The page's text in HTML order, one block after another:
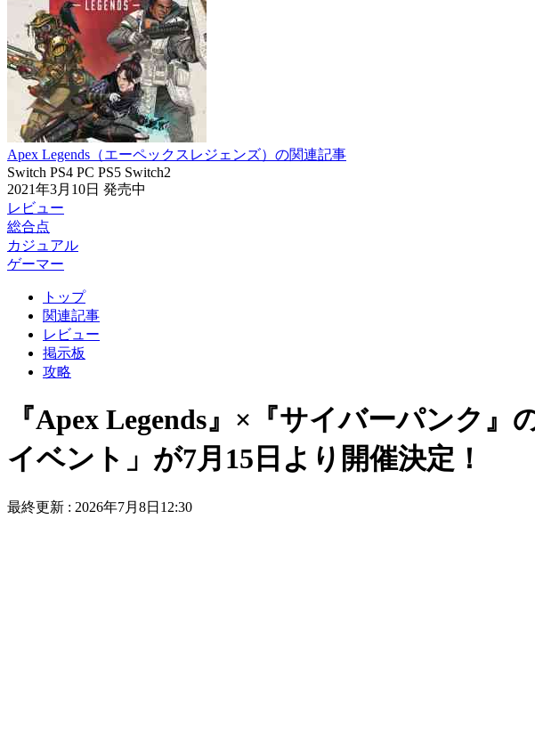
Apex Legends（エーペックスレジェンズ）の関連記事
Switch PS4 PC PS5 Switch2
2021年3月10日 発売中
レビュー
総合点
カジュアル
ゲーマー
トップ
関連記事
レビュー
掲示板
攻略
『Apex Legends』×『サイバーパンク
イベント」が7月15日より開催決定！
最終更新 : 2026年7月8日12:30